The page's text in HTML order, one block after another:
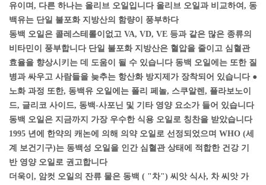
유이며, 다른 하나는 올리브 오일입니다 올리브 오일과 비교하여, 동
백유는 단일 불포화 지방산의 함량이 풍부하다
동백 오일은 콜레스테롤이없고 VA, VD, VE 등과 같은 많은 종류의
비타민이 풍부합니다 단일 불포화 지방산은 혈압을 줄이고 심혈관
효율을 향상시키는 데 도움이 될 수 있습니다 동백 오일에는 또한 질
병과 싸우고 사람들을 늦추는 항산화 방지제가 장착되어 있습니다 ●
노화 과정 또한, 동백유 오일에는 폴리 페놀, 스쿠알렌, 플라보노이
드, 글리코 사이드, 동백-사포닌 및 기타 영양 요소가 들어 있습니다
동백 오일은 지금까지 가장 우수한 식용 오일로 칭찬을 받았습니다
1995 년에 한약의 캐논에 의해 의약 오일로 선정되었으며 WHO (세
계 보건기구)는 동백성 오일을 인간 심혈관 상태에 적합한 건강 기
반 영양 오일로 권고합니다
더욱이, 암컷 오일의 잔류 물은 동백 ( "차") 씨앗 식사, 차 씨앗 가